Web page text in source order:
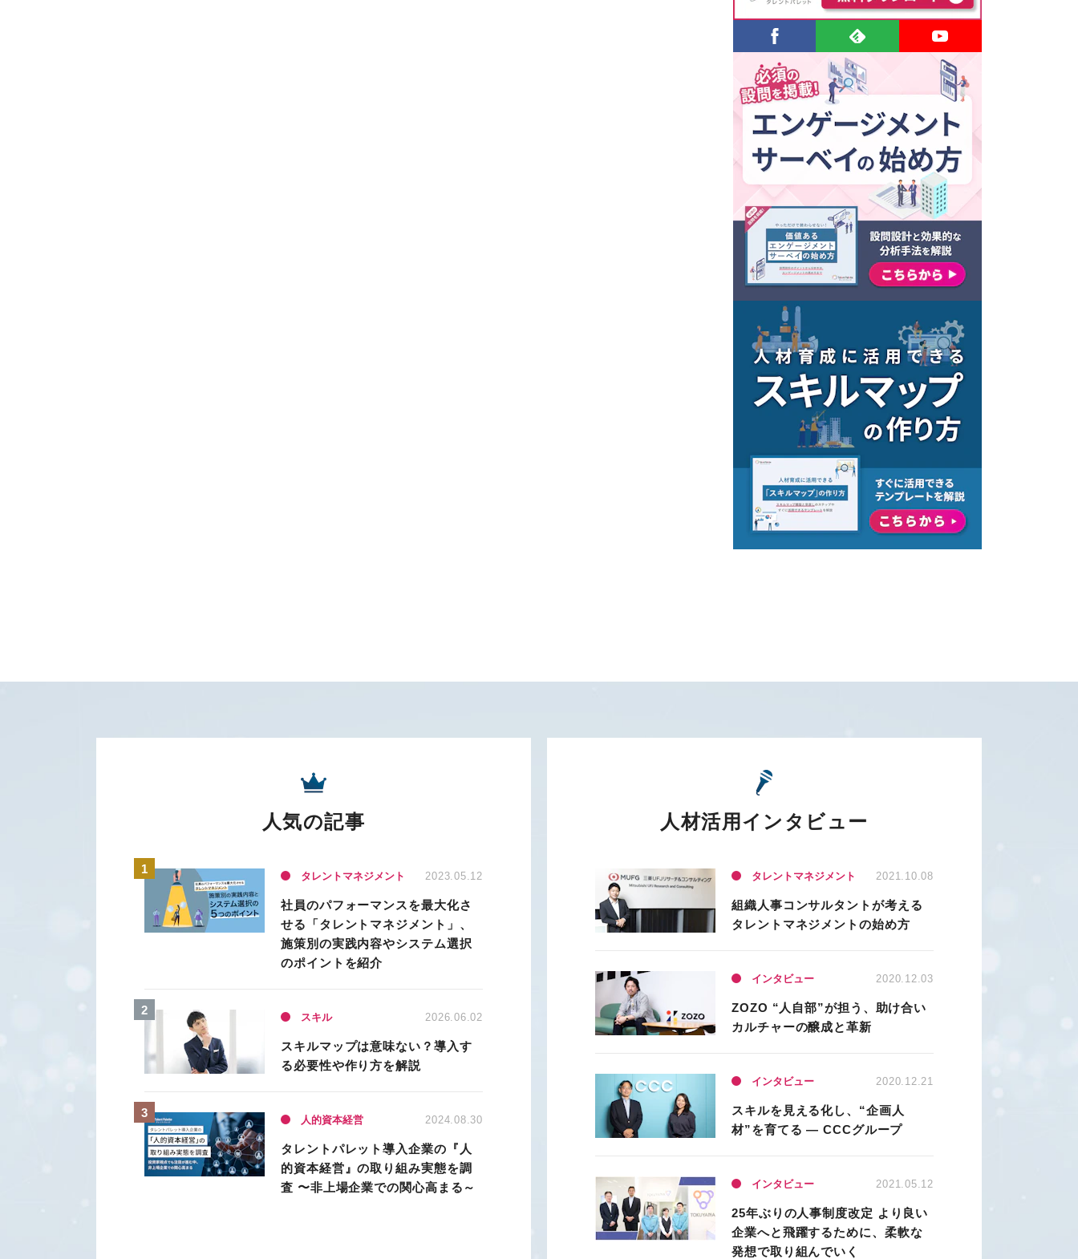
人気の記事
タレントマネジメント 2023.05.12
社員のパフォーマンスを最大化さ
せる「タレントマネジメント」、
施策別の実践内容やシステム選択
のポイントを紹介
スキル 2026.06.02
スキルマップは意味ない？導入す
る必要性や作り方を解説
人的資本経営 2024.08.30
タレントパレット導入企業の『人
的資本経営』の取り組み実態を調
査 〜非上場企業での関心高まる～
人材活用インタビュー
タレントマネジメント 2021.10.08
組織人事コンサルタントが考える
タレントマネジメントの始め方
インタビュー 2020.12.03
ZOZO “人自部”が担う、助け合い
カルチャーの醸成と革新
インタビュー 2020.12.21
スキルを見える化し、“企画人
材”を育てる ― CCCグループ
インタビュー 2021.05.12
25年ぶりの人事制度改定 より良い
企業へと飛躍するために、柔軟な
発想で取り組んでいく